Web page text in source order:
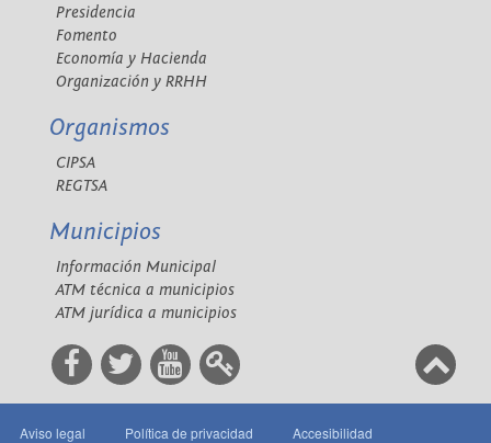
Presidencia
Fomento
Economía y Hacienda
Organización y RRHH
Organismos
CIPSA
REGTSA
Municipios
Información Municipal
ATM técnica a municipios
ATM jurídica a municipios
Aviso legal Política de privacidad Accesibilidad